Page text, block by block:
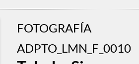
FOTOGRAFÍA
ADPTO_LMN_F_0010